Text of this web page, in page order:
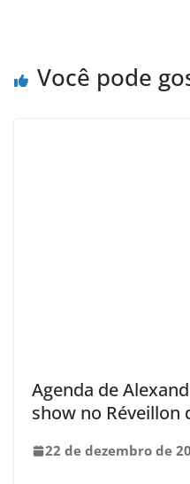
Você pode
Agenda de
show no Réveillon
22 de dezembro de